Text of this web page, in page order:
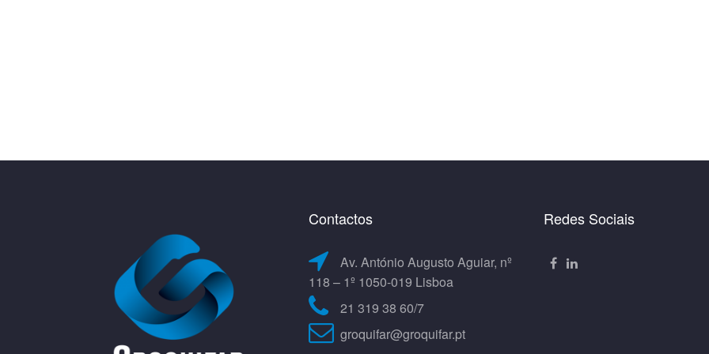
Contactos
Av. António Augusto Aguiar, nº
118 – 1º 1050-019 Lisboa
21 319 38 60/7
groquifar@groquifar.pt
Redes Sociais